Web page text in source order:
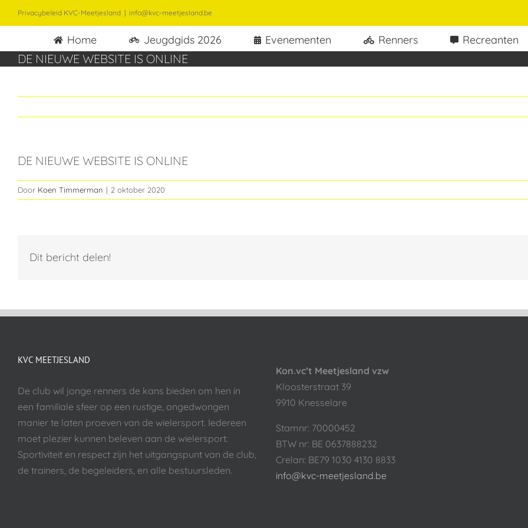
naar
Privacybeleid KVC-Meetjesland | info@kvc-meetjesland.be
Home Jeugdgids 2026 Evenementen Renners Recreanten
DE NIEUWE WEBSITE IS ONLINE
DE NIEUWE WEBSITE IS ONLINE
Door Koen Timmerman | 2 oktober 2020
Dit bericht delen!
KVC MEETJESLAND
De club wil jonge renners de kans bieden om hen in
een familiale sfeer op een rustige, ongedwongen
manier te laten proeven van de wielersport. Iedereen
moet plezier kunnen beleven aan de wielersport:
Sportiviteit en respect zijn het uitgangspunt van de club,
de trainers, de begeleiders, en alle bestuursleden.
Kon.vc’t Meetjesland vzw
Kloosterstraat 39
9910 Knesselare
Stamnr: 70000452
BTW nr: BE 0637888232
Crelan: BE79 1030 4130 8833
info@kvc-meetjesland.be